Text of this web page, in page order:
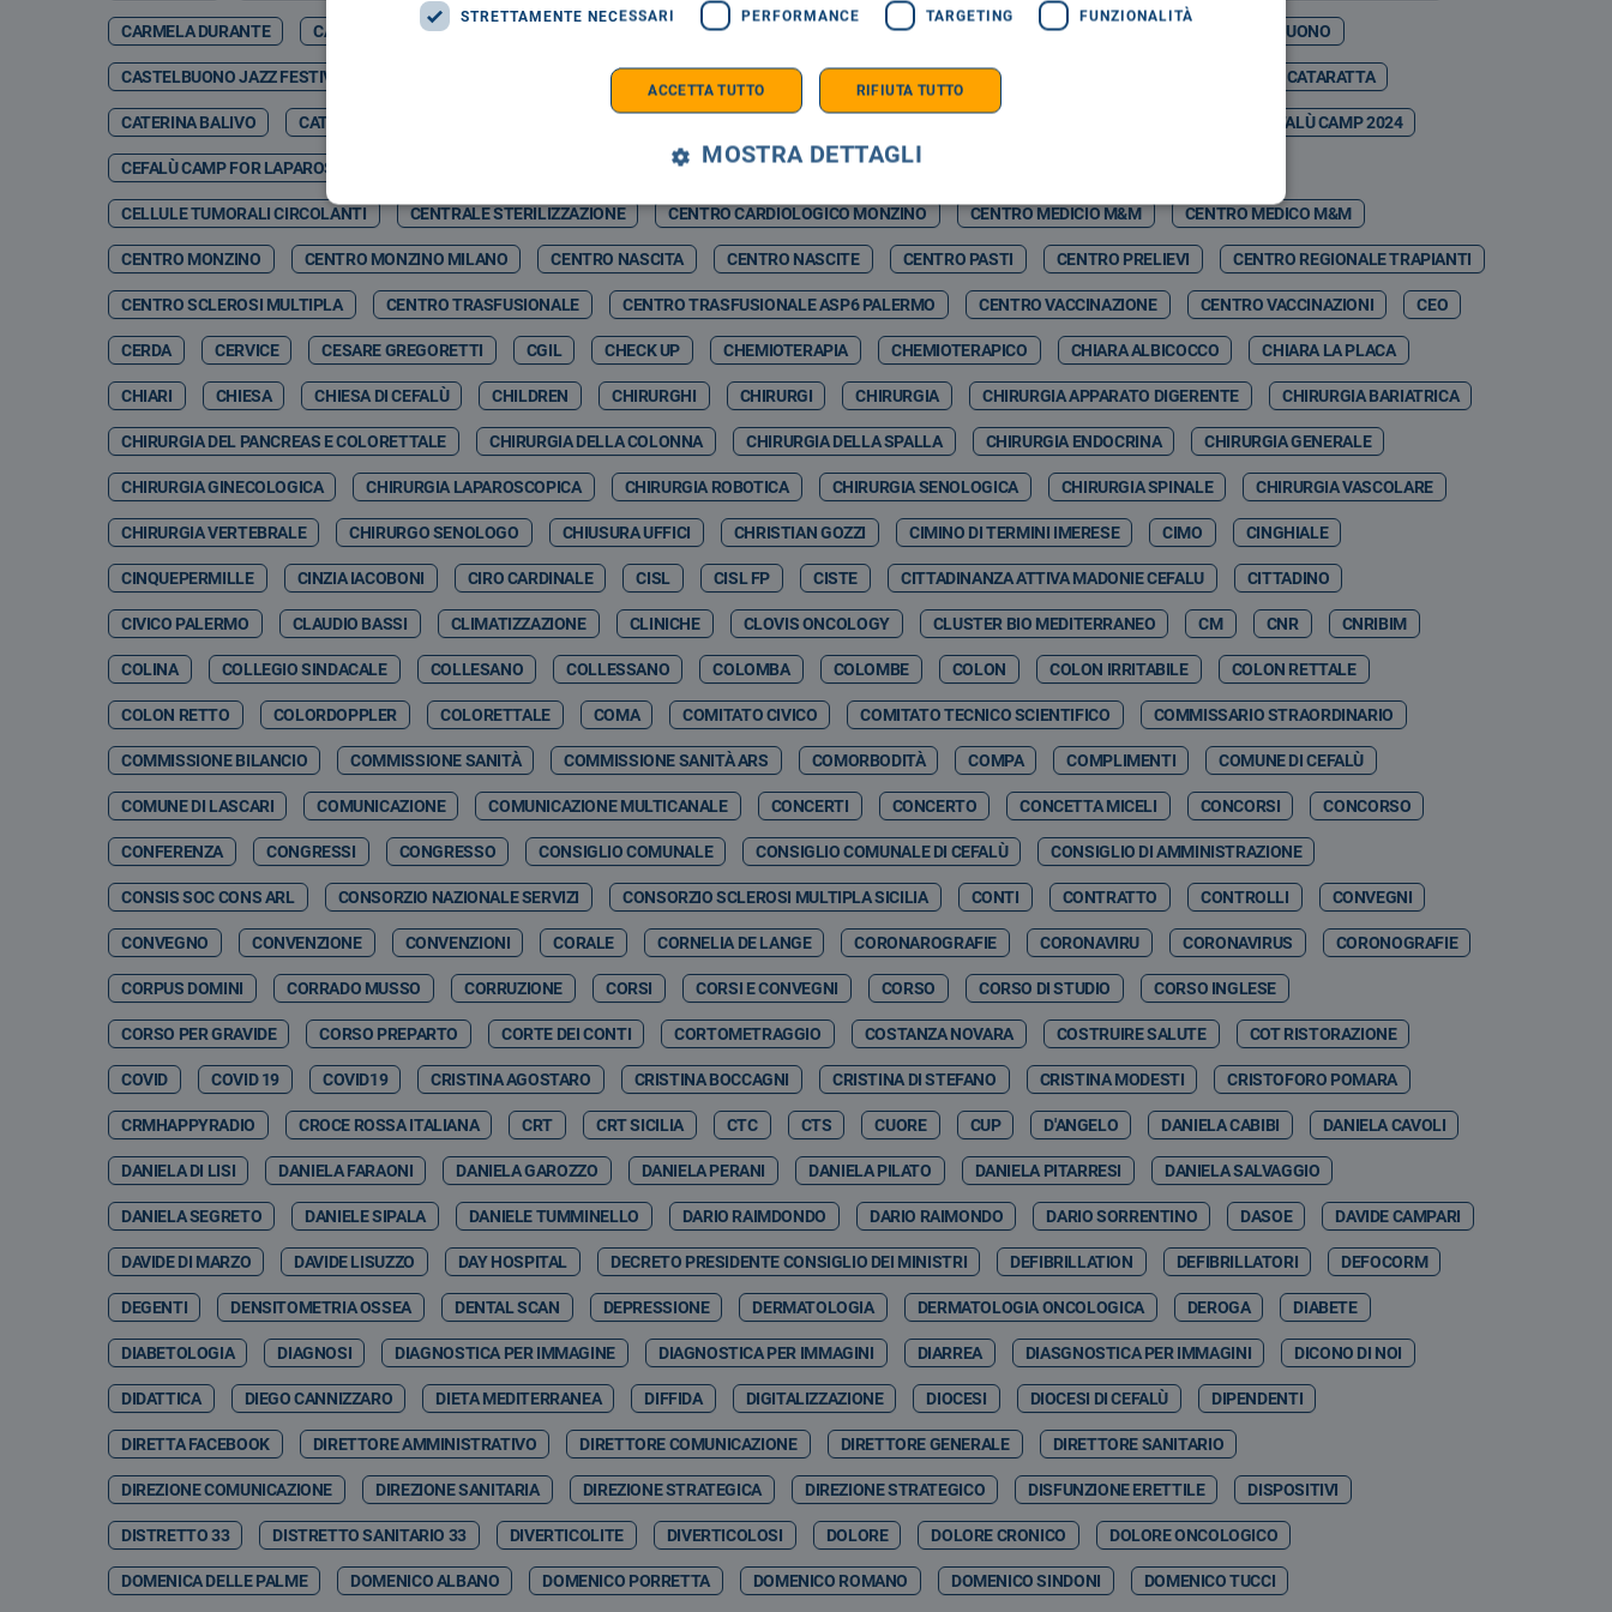
CARMELA DURANTE CARMELO DI GIORGIO CASAGIT SALUTE CASERMA BOTTA CASO MARTINA CASTELBUONO
CASTELBUONO JAZZ FESTIVAL CASTELBUONO JAZZ WINTER CASTELBUONO SCIENZA CASTELBUONO WINTER FESTIVAL CATARATTA
CATERINA BALIVO CATETERE TETRAPOLARE CEFALÙ CAMP 2024
CEFALÙ CAMP FOR LAPAROSCOPIC & ROBOTIC SURGERY & ARTIFCIAL INTELLIGENCE CEFALÙ ENERGIA SPA
CELLULE TUMORALI CIRCOLANTI CENTRALE STERILIZZAZIONE CENTRO CARDIOLOGICO MONZINO CENTRO MEDICIO M&M CENTRO MEDICO M&M
CENTRO MONZINO CENTRO MONZINO MILANO CENTRO NASCITA CENTRO NASCITE CENTRO PASTI CENTRO PRELIEVI CENTRO REGIONALE TRAPIANTI
CENTRO SCLEROSI MULTIPLA CENTRO TRASFUSIONALE CENTRO TRASFUSIONALE ASP6 PALERMO CENTRO VACCINAZIONE CENTRO VACCINAZIONI CEO
CERDA CERVICE CESARE GREGORETTI CGIL CHECK UP CHEMIOTERAPIA CHEMIOTERAPICO CHIARA ALBICOCCO CHIARA LA PLACA
CHIARI CHIESA CHIESA DI CEFALÙ CHILDREN CHIRURGHI CHIRURGI CHIRURGIA CHIRURGIA APPARATO DIGERENTE CHIRURGIA BARIATRICA
CHIRURGIA DEL PANCREAS E COLORETTALE CHIRURGIA DELLA COLONNA CHIRURGIA DELLA SPALLA CHIRURGIA ENDOCRINA CHIRURGIA GENERALE
CHIRURGIA GINECOLOGICA CHIRURGIA LAPAROSCOPICA CHIRURGIA ROBOTICA CHIRURGIA SENOLOGICA CHIRURGIA SPINALE CHIRURGIA VASCOLARE
CHIRURGIA VERTEBRALE CHIRURGO SENOLOGO CHIUSURA UFFICI CHRISTIAN GOZZI CIMINO DI TERMINI IMERESE CIMO CINGHIALE
CINQUEPERMILLE CINZIA IACOBONI CIRO CARDINALE CISL CISL FP CISTE CITTADINANZA ATTIVA MADONIE CEFALU CITTADINO
CIVICO PALERMO CLAUDIO BASSI CLIMATIZZAZIONE CLINICHE CLOVIS ONCOLOGY CLUSTER BIO MEDITERRANEO CM CNR CNRIBIM
COLINA COLLEGIO SINDACALE COLLESANO COLLESSANO COLOMBA COLOMBE COLON COLON IRRITABILE COLON RETTALE
COLON RETTO COLORDOPPLER COLORETTALE COMA COMITATO CIVICO COMITATO TECNICO SCIENTIFICO COMMISSARIO STRAORDINARIO
COMMISSIONE BILANCIO COMMISSIONE SANITÀ COMMISSIONE SANITÀ ARS COMORBODITÀ COMPA COMPLIMENTI COMUNE DI CEFALÙ
COMUNE DI LASCARI COMUNICAZIONE COMUNICAZIONE MULTICANALE CONCERTI CONCERTO CONCETTA MICELI CONCORSI CONCORSO
CONFERENZA CONGRESSI CONGRESSO CONSIGLIO COMUNALE CONSIGLIO COMUNALE DI CEFALÙ CONSIGLIO DI AMMINISTRAZIONE
CONSIS SOC CONS ARL CONSORZIO NAZIONALE SERVIZI CONSORZIO SCLEROSI MULTIPLA SICILIA CONTI CONTRATTO CONTROLLI CONVEGNI
CONVEGNO CONVENZIONE CONVENZIONI CORALE CORNELIA DE LANGE CORONAROGRAFIE CORONAVIRU CORONAVIRUS CORONOGRAFIE
CORPUS DOMINI CORRADO MUSSO CORRUZIONE CORSI CORSI E CONVEGNI CORSO CORSO DI STUDIO CORSO INGLESE
CORSO PER GRAVIDE CORSO PREPARTO CORTE DEI CONTI CORTOMETRAGGIO COSTANZA NOVARA COSTRUIRE SALUTE COT RISTORAZIONE
COVID COVID 19 COVID19 CRISTINA AGOSTARO CRISTINA BOCCAGNI CRISTINA DI STEFANO CRISTINA MODESTI CRISTOFORO POMARA
CRMHAPPYRADIO CROCE ROSSA ITALIANA CRT CRT SICILIA CTC CTS CUORE CUP D'ANGELO DANIELA CABIBI DANIELA CAVOLI
DANIELA DI LISI DANIELA FARAONI DANIELA GAROZZO DANIELA PERANI DANIELA PILATO DANIELA PITARRESI DANIELA SALVAGGIO
DANIELA SEGRETO DANIELE SIPALA DANIELE TUMMINELLO DARIO RAIMDONDO DARIO RAIMONDO DARIO SORRENTINO DASOE DAVIDE CAMPARI
DAVIDE DI MARZO DAVIDE LISUZZO DAY HOSPITAL DECRETO PRESIDENTE CONSIGLIO DEI MINISTRI DEFIBRILLATION DEFIBRILLATORI DEFOCORM
DEGENTI DENSITOMETRIA OSSEA DENTAL SCAN DEPRESSIONE DERMATOLOGIA DERMATOLOGIA ONCOLOGICA DEROGA DIABETE
DIABETOLOGIA DIAGNOSI DIAGNOSTICA PER IMMAGINE DIAGNOSTICA PER IMMAGINI DIARREA DIASGNOSTICA PER IMMAGINI DICONO DI NOI
DIDATTICA DIEGO CANNIZZARO DIETA MEDITERRANEA DIFFIDA DIGITALIZZAZIONE DIOCESI DIOCESI DI CEFALÙ DIPENDENTI
DIRETTA FACEBOOK DIRETTORE AMMINISTRATIVO DIRETTORE COMUNICAZIONE DIRETTORE GENERALE DIRETTORE SANITARIO
DIREZIONE COMUNICAZIONE DIREZIONE SANITARIA DIREZIONE STRATEGICA DIREZIONE STRATEGICO DISFUNZIONE ERETTILE DISPOSITIVI
DISTRETTO 33 DISTRETTO SANITARIO 33 DIVERTICOLITE DIVERTICOLOSI DOLORE DOLORE CRONICO DOLORE ONCOLOGICO
DOMENICA DELLE PALME DOMENICO ALBANO DOMENICO PORRETTA DOMENICO ROMANO DOMENICO SINDONI DOMENICO TUCCI
STRETTAMENTE NECESSARI PERFORMANCE TARGETING FUNZIONALITÀ
ACCETTA TUTTO RIFIUTA TUTTO
MOSTRA DETTAGLI